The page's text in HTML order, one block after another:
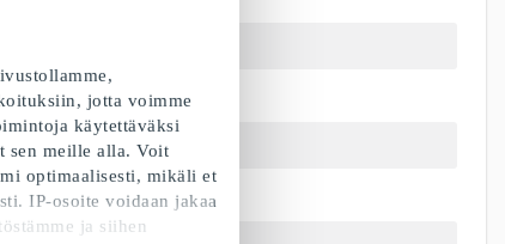
jotta voimme
käytettäväksi
sen meille alla. Voit
optimaalisesti, mikäli et
IP-osoite voidaan jakaa
ja siihen